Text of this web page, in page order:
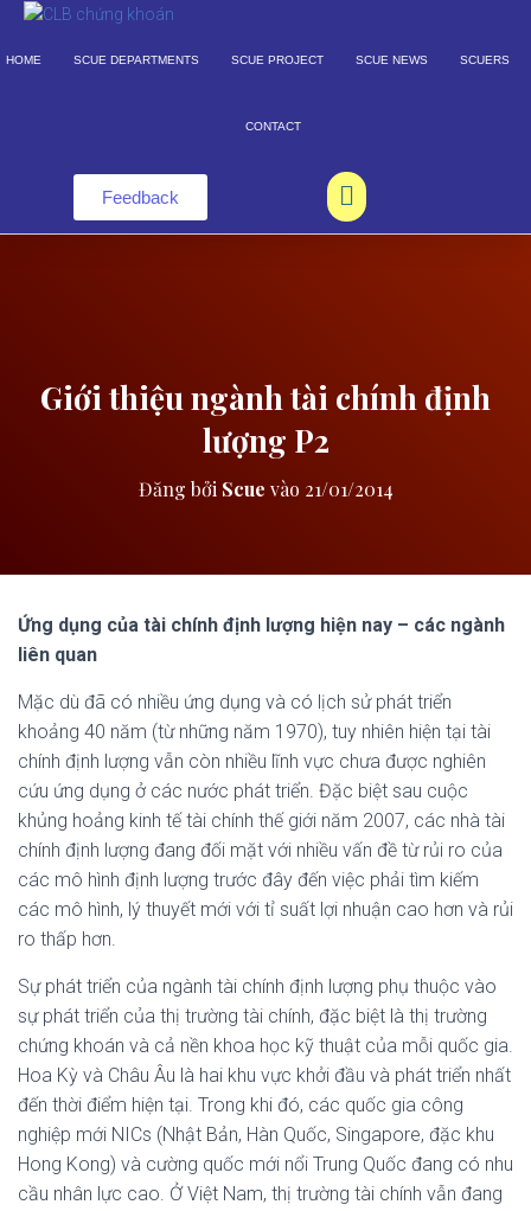
HOME SCUE DEPARTMENTS SCUE PROJECT SCUE NEWS SCUERS
CONTACT
Feedback
Giới thiệu ngành tài chính định
lượng P2
Đăng bởi Scue vào 21/01/2014
Ứng dụng của tài chính định lượng hiện nay – các ngành
liên quan
Mặc dù đã có nhiều ứng dụng và có lịch sử phát triển
khoảng 40 năm (từ những năm 1970), tuy nhiên hiện tại tài
chính định lượng vẫn còn nhiều lĩnh vực chưa được nghiên
cứu ứng dụng ở các nước phát triển. Đặc biệt sau cuộc
khủng hoảng kinh tế tài chính thế giới năm 2007, các nhà tài
chính định lượng đang đối mặt với nhiều vấn đề từ rủi ro của
các mô hình định lượng trước đây đến việc phải tìm kiếm
các mô hình, lý thuyết mới với tỉ suất lợi nhuận cao hơn và rủi
ro thấp hơn.
Sự phát triển của ngành tài chính định lượng phụ thuộc vào
sự phát triển của thị trường tài chính, đặc biệt là thị trường
chứng khoán và cả nền khoa học kỹ thuật của mỗi quốc gia.
Hoa Kỳ và Châu Âu là hai khu vực khởi đầu và phát triển nhất
đến thời điểm hiện tại. Trong khi đó, các quốc gia công
nghiệp mới NICs (Nhật Bản, Hàn Quốc, Singapore, đặc khu
Hong Kong) và cường quốc mới nổi Trung Quốc đang có nhu
cầu nhân lực cao. Ở Việt Nam, thị trường tài chính vẫn đang